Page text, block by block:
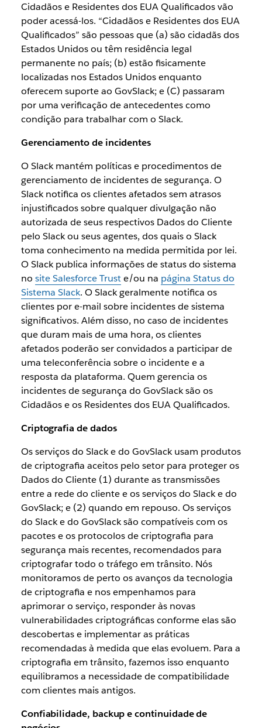
Cidadãos e Residentes dos EUA Qualificados vão
poder acessá-los. “Cidadãos e Residentes dos EUA
Qualificados” são pessoas que (a) são cidadãs dos
Estados Unidos ou têm residência legal
permanente no país; (b) estão fisicamente
localizadas nos Estados Unidos enquanto
oferecem suporte ao GovSlack; e (C) passaram
por uma verificação de antecedentes como
condição para trabalhar com o Slack.
Gerenciamento de incidentes
O Slack mantém políticas e procedimentos de
gerenciamento de incidentes de segurança. O
Slack notifica os clientes afetados sem atrasos
injustificados sobre qualquer divulgação não
autorizada de seus respectivos Dados do Cliente
pelo Slack ou seus agentes, dos quais o Slack
toma conhecimento na medida permitida por lei.
O Slack publica informações de status do sistema
no site Salesforce Truste/ou na página Status do
Sistema Slack. O Slack geralmente notifica os
clientes por e-mail sobre incidentes de sistema
significativos. Além disso, no caso de incidentes
que duram mais de uma hora, os clientes
afetados poderão ser convidados a participar de
uma teleconferência sobre o incidente e a
resposta da plataforma. Quem gerencia os
incidentes de segurança do GovSlack são os
Cidadãos e os Residentes dos EUA Qualificados.
Criptografia de dados
Os serviços do Slack e do GovSlack usam produtos
de criptografia aceitos pelo setor para proteger os
Dados do Cliente (1) durante as transmissões
entre a rede do cliente e os serviços do Slack e do
GovSlack; e (2) quando em repouso. Os serviços
do Slack e do GovSlack são compatíveis com os
pacotes e os protocolos de criptografia para
segurança mais recentes, recomendados para
criptografar todo o tráfego em trânsito. Nós
monitoramos de perto os avanços da tecnologia
de criptografia e nos empenhamos para
aprimorar o serviço, responder às novas
vulnerabilidades criptográficas conforme elas são
descobertas e implementar as práticas
recomendadas à medida que elas evoluem. Para a
criptografia em trânsito, fazemos isso enquanto
equilibramos a necessidade de compatibilidade
com clientes mais antigos.
Confiabilidade, backup e continuidade de